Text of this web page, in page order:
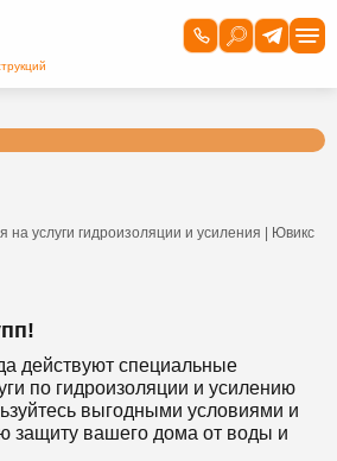
услуги гидроизоляции и усиления | Ювикс
действуют специальные
по гидроизоляции и усилению
выгодными условиями и
защиту вашего дома от воды и